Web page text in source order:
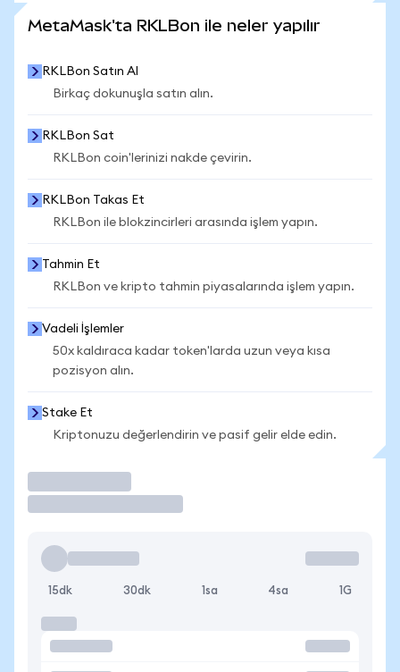
MetaMask'ta RKLBon ile neler yapılır
RKLBon Satın Al
Birkaç dokunuşla satın alın.
RKLBon Sat
RKLBon coin'lerinizi nakde çevirin.
RKLBon Takas Et
RKLBon ile blokzincirleri arasında işlem yapın.
Tahmin Et
RKLBon ve kripto tahmin piyasalarında işlem yapın.
Vadeli İşlemler
50x kaldıraca kadar token'larda uzun veya kısa
pozisyon alın.
Stake Et
Kriptonuzu değerlendirin ve pasif gelir elde edin.
15dk 30dk 1sa 4sa 1G